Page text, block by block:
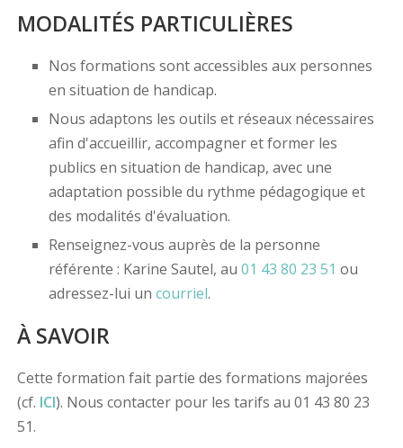
MODALITÉS PARTICULIÈRES
Nos formations sont accessibles aux personnes
en situation de handicap.
Nous adaptons les outils et réseaux nécessaires
afin d'accueillir, accompagner et former les
publics en situation de handicap, avec une
adaptation possible du rythme pédagogique et
des modalités d'évaluation.
Renseignez-vous auprès de la personne
référente : Karine Sautel, au 01 43 80 23 51 ou
adressez-lui un courriel.
À SAVOIR
Cette formation fait partie des formations majorées
(cf. ICI). Nous contacter pour les tarifs au 01 43 80 23
51.